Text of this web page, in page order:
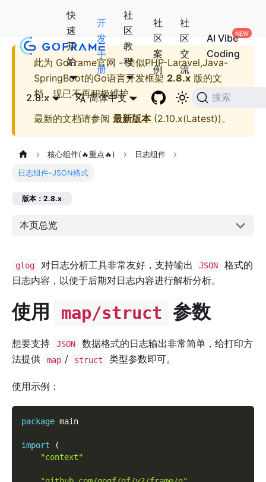
快
速
开
始
开
发
手
册
社
区
教
程
社
区
案
例
社
区
交
流
AI Vibe
Coding
2.8.x 简体中文 搜索
此为 GoFrame官网 - 类似PHP-Laravel,Java-
SpringBoot的Go语言开发框架 2.8.x 版的文
档，现已不再积极维护。
最新的文档请参阅 最新版本(2.10.x(Latest))。
核心组件(🔥重点🔥) 日志组件
日志组件-JSON格式
版本：2.8.x
本页总览
glog 对日志分析工具非常友好，支持输出 JSON
格式的
日志内容，以便于后期对日志内容进行解析分析。
使用 map/struct 参数
想要支持 JSON
数据格式的日志输出非常简单，给打印方
法提供
map / struct 类型参数即可。
使用示例：
package main
import
(
"context"